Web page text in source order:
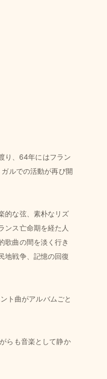
り、64年にはフラン
ルでの活動が再び開
的な弦、素朴なリズ
ンス亡命期を経た人
歌曲の間を淡く行き
地戦争、記憶の回復
ト曲がアルバムごと
らも音楽として静か